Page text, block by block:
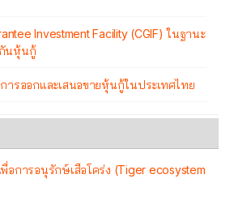
Investment Facility (CGIF) ในฐานะ
นหุ้นกู้
ารออกและเสนอขายหุ้นกู้ในประเทศไทย
อการอนุรักษ์เสือโคร่ง (Tiger ecosystem